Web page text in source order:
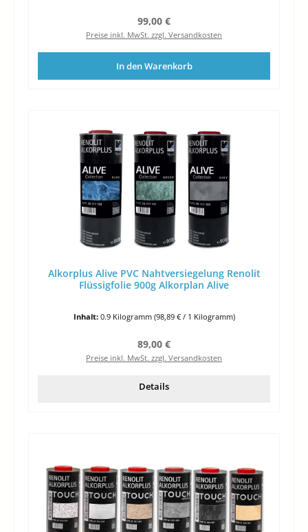
Regulärer Preis:
99,00 €
Preise inkl. MwSt. zzgl. Versandkosten
In den Warenkorb
Alkorplus Alive PVC Nahtversiegelung Renolit
Flüssigfolie 900g Alkorplan Alive
Inhalt: 0.9 Kilogramm (98,89 € / 1 Kilogramm)
Regulärer Preis:
89,00 €
Preise inkl. MwSt. zzgl. Versandkosten
Details